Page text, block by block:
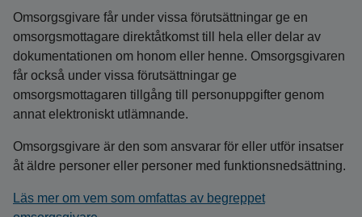
Omsorgsgivare får under vissa förutsättningar ge en
omsorgsmottagare direktåtkomst till hela eller delar av
dokumentationen om honom eller henne. Omsorgsgivaren
får också under vissa förutsättningar ge
omsorgsmottagaren tillgång till personuppgifter genom
annat elektroniskt utlämnande.
Omsorgsgivare är den som ansvarar för eller utför insatser
åt äldre personer eller personer med funktionsnedsättning.
Läs mer om vem som omfattas av begreppet